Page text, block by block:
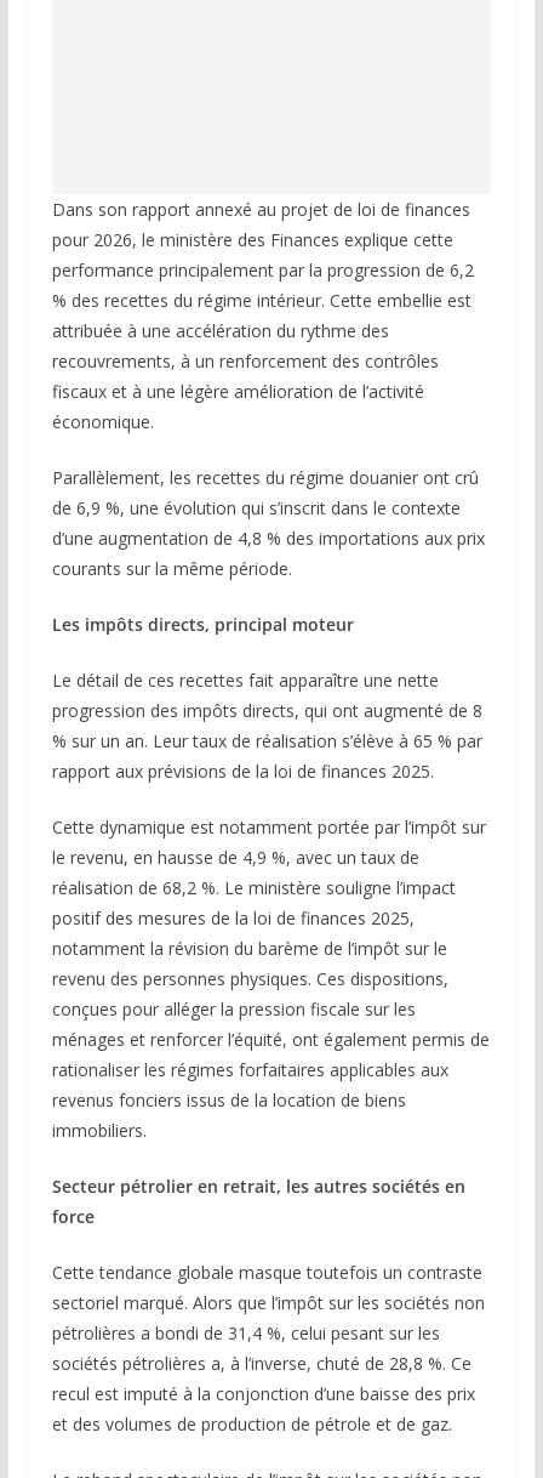
Dans son rapport annexé au projet de loi de finances
pour 2026, le ministère des Finances explique cette
performance principalement par la progression de 6,2
% des recettes du régime intérieur. Cette embellie est
attribuée à une accélération du rythme des
recouvrements, à un renforcement des contrôles
fiscaux et à une légère amélioration de l’activité
économique.
Parallèlement, les recettes du régime douanier ont crû
de 6,9 %, une évolution qui s’inscrit dans le contexte
d’une augmentation de 4,8 % des importations aux prix
courants sur la même période.
Les impôts directs, principal moteur
Le détail de ces recettes fait apparaître une nette
progression des impôts directs, qui ont augmenté de 8
% sur un an. Leur taux de réalisation s’élève à 65 % par
rapport aux prévisions de la loi de finances 2025.
Cette dynamique est notamment portée par l’impôt sur
le revenu, en hausse de 4,9 %, avec un taux de
réalisation de 68,2 %. Le ministère souligne l’impact
positif des mesures de la loi de finances 2025,
notamment la révision du barème de l’impôt sur le
revenu des personnes physiques. Ces dispositions,
conçues pour alléger la pression fiscale sur les
ménages et renforcer l’équité, ont également permis de
rationaliser les régimes forfaitaires applicables aux
revenus fonciers issus de la location de biens
immobiliers.
Secteur pétrolier en retrait, les autres sociétés en
force
Cette tendance globale masque toutefois un contraste
sectoriel marqué. Alors que l’impôt sur les sociétés non
pétrolières a bondi de 31,4 %, celui pesant sur les
sociétés pétrolières a, à l’inverse, chuté de 28,8 %. Ce
recul est imputé à la conjonction d’une baisse des prix
et des volumes de production de pétrole et de gaz.